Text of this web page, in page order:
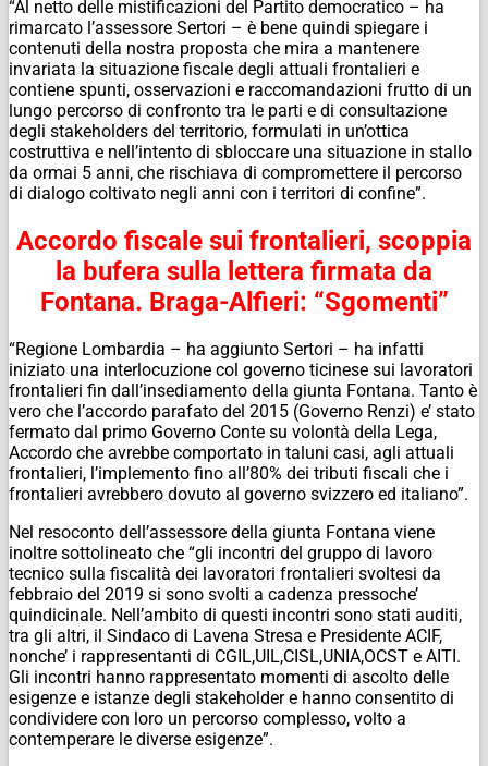
“Al netto delle mistificazioni del Partito democratico – ha
rimarcato l’assessore Sertori – è bene quindi spiegare i
contenuti della nostra proposta che mira a mantenere
invariata la situazione fiscale degli attuali frontalieri e
contiene spunti, osservazioni e raccomandazioni frutto di un
lungo percorso di confronto tra le parti e di consultazione
degli stakeholders del territorio, formulati in un’ottica
costruttiva e nell’intento di sbloccare una situazione in stallo
da ormai 5 anni, che rischiava di compromettere il percorso
di dialogo coltivato negli anni con i territori di confine”.
Accordo fiscale sui frontalieri, scoppia
la bufera sulla lettera firmata da
Fontana. Braga-Alfieri: “Sgomenti”
“Regione Lombardia – ha aggiunto Sertori – ha infatti
iniziato una interlocuzione col governo ticinese sui lavoratori
frontalieri fin dall’insediamento della giunta Fontana. Tanto è
vero che l’accordo parafato del 2015 (Governo Renzi) e’ stato
fermato dal primo Governo Conte su volontà della Lega,
Accordo che avrebbe comportato in taluni casi, agli attuali
frontalieri, l’implemento fino all’80% dei tributi fiscali che i
frontalieri avrebbero dovuto al governo svizzero ed italiano”.
Nel resoconto dell’assessore della giunta Fontana viene
inoltre sottolineato che “gli incontri del gruppo di lavoro
tecnico sulla fiscalità dei lavoratori frontalieri svoltesi da
febbraio del 2019 si sono svolti a cadenza pressoche’
quindicinale. Nell’ambito di questi incontri sono stati auditi,
tra gli altri, il Sindaco di Lavena Stresa e Presidente ACIF,
nonche’ i rappresentanti di CGIL,UIL,CISL,UNIA,OCST e AITI.
Gli incontri hanno rappresentato momenti di ascolto delle
esigenze e istanze degli stakeholder e hanno consentito di
condividere con loro un percorso complesso, volto a
contemperare le diverse esigenze”.